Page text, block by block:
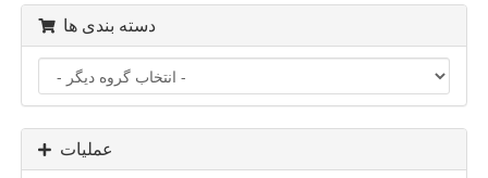
دسته بندی ها
عملیات